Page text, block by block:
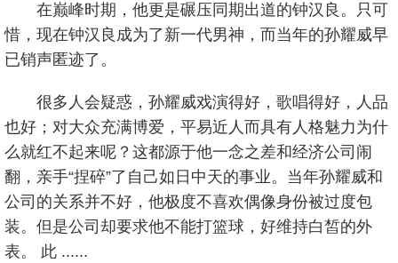
在巅峰时期，他更是碾压同期出道的钟汉良。只可
惜，现在钟汉良成为了新一代男神，而当年的孙耀威早
已销声匿迹了。
很多人会疑惑，孙耀威戏演得好，歌唱得好，人品
也好；对大众充满博爱，平易近人而具有人格魅力为什
么就红不起来呢？这都源于他一念之差和经济公司闹
翻，亲手“捏碎”了自己如日中天的事业。当年孙耀威和
公司的关系并不好，他极度不喜欢偶像身份被过度包
装。但是公司却要求他不能打篮球，好维持白皙的外
表。 此 ......